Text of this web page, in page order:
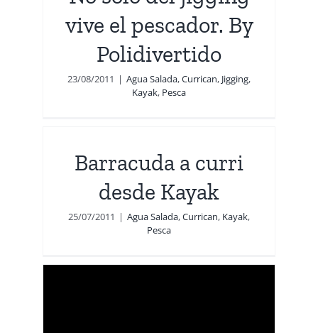
vive el pescador. By
Polidivertido
23/08/2011 | Agua Salada,Currican, Jigging,
Kayak, Pesca
Barracuda a curri
desde Kayak
25/07/2011 | Agua Salada,Currican, Kayak,
Pesca